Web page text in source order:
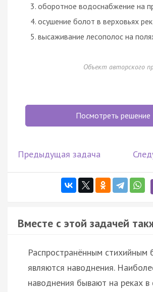
оборотное водоснабжение на
осушение болот в верховьях рек
высаживание лесополос на
Объект авторского
Посмотреть решение
Предыдущая задача
Вместе с этой задачей
Распространённым стихийным
являются наводнения.
наводнения бывают на реках в